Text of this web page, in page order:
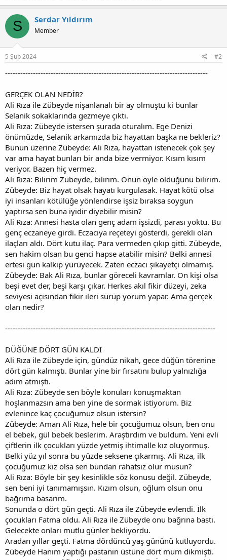
S Serdar Yıldırım
Member
5 Şub 2024 #2
--------------------------------------------------------------------------------
GERÇEK OLAN NEDİR?
Ali Rıza ile Zübeyde nişanlanalı bir ay olmuştu ki bunlar
Selanik sokaklarında gezmeye çıktı.
Ali Rıza: Zübeyde istersen şurada oturalım. Ege Denizi
önümüzde, Selanik arkamızda biz hayattan başka ne bekleriz?
Bunun üzerine Zübeyde: Ali Rıza, hayattan istenecek çok şey
var ama hayat bunları bir anda bize vermiyor. Kısım kısım
veriyor. Bazen hiç vermez.
Ali Rıza: Bilirim Zübeyde, bilirim. Onun öyle olduğunu bilirim.
Zübeyde: Biz hayat olsak hayatı kurgulasak. Hayat kötü olsa
iyi insanları kötülüğe yönlendirse işsiz bıraksa soygun
yaptırsa sen buna iyidir diyebilir misin?
Ali Rıza: Annesi hasta olan genç adam işsizdi, parası yoktu. Bu
genç eczaneye girdi. Eczacıya reçeteyi gösterdi, gerekli olan
ilaçları aldı. Dört kutu ilaç. Para vermeden çıkıp gitti. Zübeyde,
sen hakim olsan bu genci hapse atabilir misin? Belki annesi
ertesi gün kalkıp yürüyecek. Zaten eczacı şikayetçi olmamış.
Zübeyde: Bak Ali Rıza, bunlar göreceli kavramlar. On kişi olsa
beşi evet der, beşi karşı çıkar. Herkes akıl fikir düzeyi, zeka
seviyesi açısından fikir ileri sürüp yorum yapar. Ama gerçek
olan nedir?
-----------------------------------------------------------------------------------
DÜĞÜNE DÖRT GÜN KALDI
Ali Rıza ile Zübeyde için, gündüz nikah, gece düğün törenine
dört gün kalmıştı. Bunlar yine bir fırsatını bulup yalnızlığa
adım atmıştı.
Ali Rıza: Zübeyde sen böyle konuları konuşmaktan
hoşlanmazsın ama ben yine de sormak istiyorum. Biz
evlenince kaç çocuğumuz olsun istersin?
Zübeyde: Aman Ali Rıza, hele bir çocuğumuz olsun, ben onu
el bebek, gül bebek beslerim. Araştırdım ve buldum. Yeni evli
çiftlerin ilk çocukları yüzde yetmiş ihtimalle kız oluyormuş.
Belki yüz yıl sonra bu yüzde seksene çıkarmış. Ali Rıza, ilk
çocuğumuz kız olsa sen bundan rahatsız olur musun?
Ali Rıza: Böyle bir şey kesinlikle söz konusu değil. Zübeyde,
sen beni iyi tanımamışsın. Kızım olsun, oğlum olsun onu
bağrıma basarım.
Sonunda o dört gün geçti. Ali Rıza ile Zübeyde evlendi. İlk
çocukları Fatma oldu. Ali Rıza ile Zübeyde onu bağrına bastı.
Gelecekte onları mutlu günler bekliyordu.
Aradan yıllar geçti. Fatma dördüncü yaş gününü kutluyordu.
Zübeyde Hanım yaptığı pastanın üstüne dört mum dikmişti.